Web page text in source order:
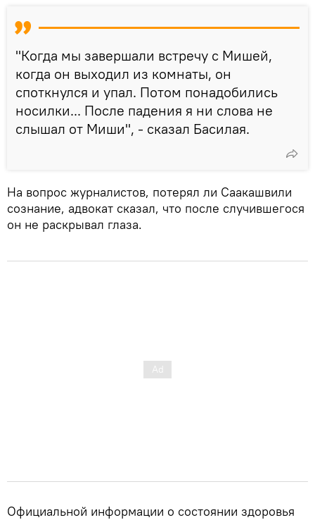
"Когда мы завершали встречу с Мишей,
когда он выходил из комнаты, он
споткнулся и упал. Потом понадобились
носилки... После падения я ни слова не
слышал от Миши", - сказал Басилая.
На вопрос журналистов, потерял ли Саакашвили
сознание, адвокат сказал, что после случившегося
он не раскрывал глаза.
Официальной информации о состоянии здоровья